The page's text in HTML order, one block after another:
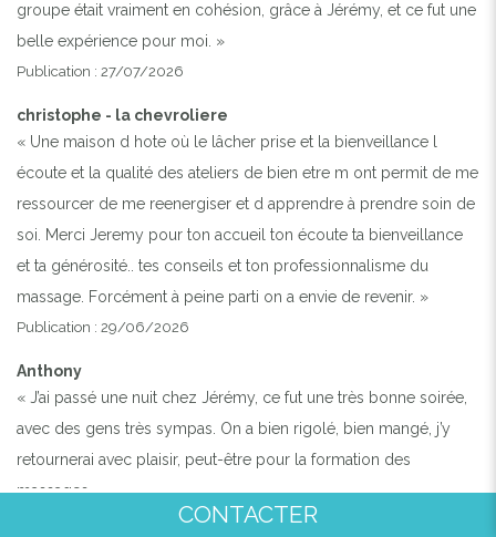
groupe était vraiment en cohésion, grâce à Jérémy, et ce fut une
belle expérience pour moi. »
Publication : 27/07/2026
christophe - la chevroliere
« Une maison d hote où le lâcher prise et la bienveillance l
écoute et la qualité des ateliers de bien etre m ont permit de me
ressourcer de me reenergiser et d apprendre à prendre soin de
soi. Merci Jeremy pour ton accueil ton écoute ta bienveillance
et ta générosité.. tes conseils et ton professionnalisme du
massage. Forcément à peine parti on a envie de revenir. »
Publication : 29/06/2026
Anthony
« J’ai passé une nuit chez Jérémy, ce fut une très bonne soirée,
avec des gens très sympas. On a bien rigolé, bien mangé, j’y
retournerai avec plaisir, peut-être pour la formation des
massages. »
Publication : 17/05/2026CONTACTER